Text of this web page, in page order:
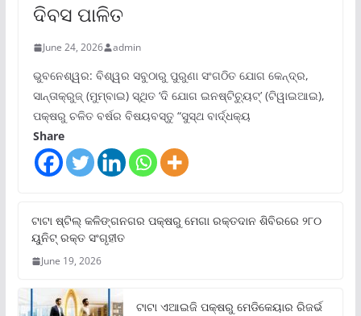
ଦିବସ ପାଳିତ
June 24, 2026 admin
ଭୁବନେଶ୍ୱର: ବିଶ୍ୱର ସବୁଠାରୁ ପୁରୁଣା ସଂଗଠିତ ଯୋଗ କେନ୍ଦ୍ର,
ସାନ୍ତାକ୍ରୁଜ୍ (ମୁମ୍ବାଇ) ସ୍ଥିତ ‘ଦି ଯୋଗ ଇନଷ୍ଟିଚ୍ୟୁଟ୍‌’ (ଟିୱାଇଆଇ),
ପକ୍ଷରୁ ଚଳିତ ବର୍ଷର ବିଷୟବସ୍ତୁ “ସୁସ୍ଥ ବାର୍ଦ୍ଧକ୍ୟ
Share
ଟାଟା ଷ୍ଟିଲ୍‌ କଳିଙ୍ଗନଗର ପକ୍ଷରୁ ମେଗା ରକ୍ତଦାନ ଶିବିରରେ ୨୮୦
ୟୁନିଟ୍‌ ରକ୍ତ ସଂଗୃହୀତ
June 19, 2026
ଟାଟା ଏଆଇଜି ପକ୍ଷରୁ ମେଡିକେୟାର ରିଜର୍ଭ